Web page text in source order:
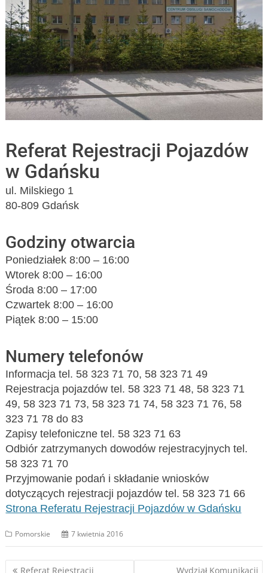
Referat Rejestracji Pojazdów
w Gdańsku
ul. Milskiego 1
80-809 Gdańsk
Godziny otwarcia
Poniedziałek 8:00 – 16:00
Wtorek 8:00 – 16:00
Środa 8:00 – 17:00
Czwartek 8:00 – 16:00
Piątek 8:00 – 15:00
Numery telefonów
Informacja tel. 58 323 71 70, 58 323 71 49
Rejestracja pojazdów tel. 58 323 71 48, 58 323 71
49, 58 323 71 73, 58 323 71 74, 58 323 71 76, 58
323 71 78 do 83
Zapisy telefoniczne tel. 58 323 71 63
Odbiór zatrzymanych dowodów rejestracyjnych tel.
58 323 71 70
Przyjmowanie podań i składanie wniosków
dotyczących rejestracji pojazdów tel. 58 323 71 66
Strona Referatu Rejestracji Pojazdów w Gdańsku
Pomorskie 7 kwietnia 2016
Referat Rejestracji Wydział Komunikacji